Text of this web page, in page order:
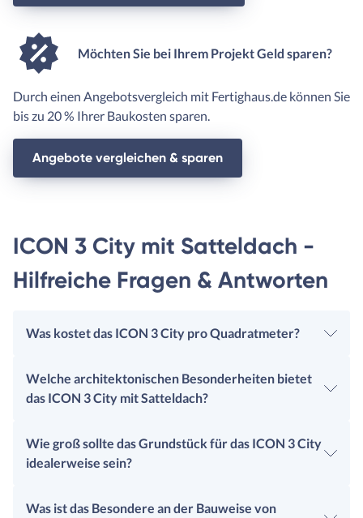
Möchten Sie bei Ihrem Projekt Geld sparen?
Durch einen Angebotsvergleich mit Fertighaus.de können Sie
bis zu 20 % Ihrer Baukosten sparen.
Angebote vergleichen & sparen
ICON 3 City mit Satteldach -
Hilfreiche Fragen & Antworten
Was kostet das ICON 3 City pro Quadratmeter?
Welche architektonischen Besonderheiten bietet
das ICON 3 City mit Satteldach?
Wie groß sollte das Grundstück für das ICON 3 City
idealerweise sein?
Was ist das Besondere an der Bauweise von